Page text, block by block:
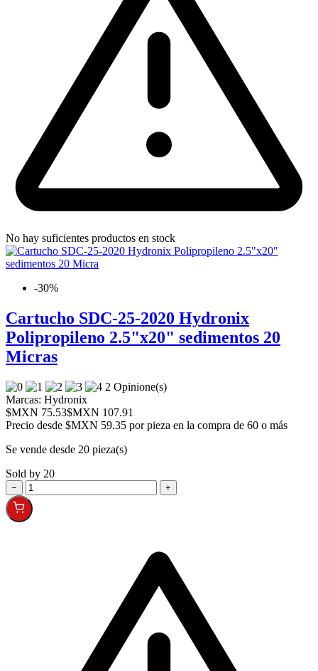
No hay suficientes productos en stock
-30%
Cartucho SDC-25-2020 Hydronix
Polipropileno 2.5"x20" sedimentos 20
Micras
2 Opinione(s)
Marcas: Hydronix
$MXN 75.53$MXN 107.91
Precio desde $MXN 59.35 por pieza en la compra de 60 o más
Se vende desde 20 pieza(s)
Sold by 20
− +